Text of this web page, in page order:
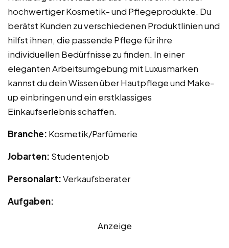
hochwertiger Kosmetik- und Pflegeprodukte. Du
berätst Kunden zu verschiedenen Produktlinien und
hilfst ihnen, die passende Pflege für ihre
individuellen Bedürfnisse zu finden. In einer
eleganten Arbeitsumgebung mit Luxusmarken
kannst du dein Wissen über Hautpflege und Make-
up einbringen und ein erstklassiges
Einkaufserlebnis schaffen.
Branche: Kosmetik/Parfümerie
Jobarten: Studentenjob
Personalart:Verkaufsberater
Aufgaben:
Anzeige